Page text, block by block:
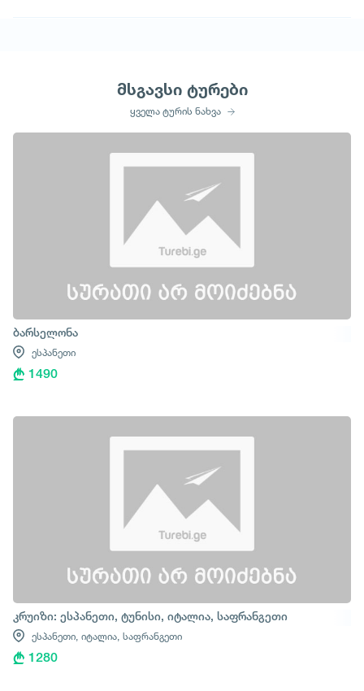
მსგავსი ტურები
ყველა ტურის ნახვა
ბარსელონა
ესპანეთი
1490
კრუიზი: ესპანეთი, ტუნისი, იტალია, საფრანგეთი
ესპანეთი, იტალია, საფრანგეთი
1280